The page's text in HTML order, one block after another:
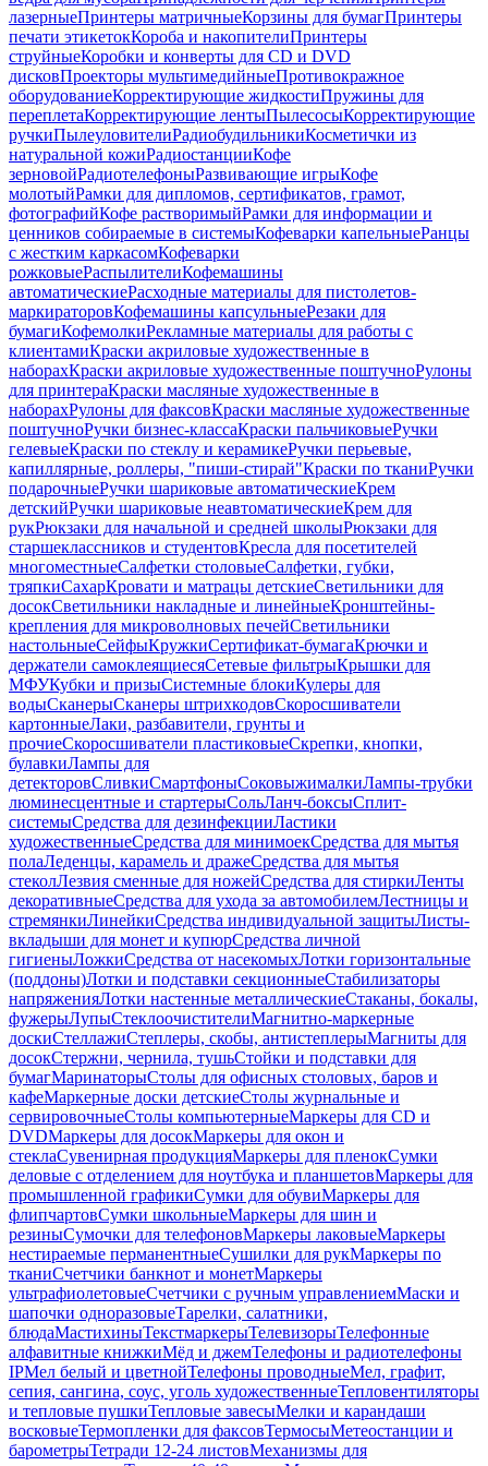
лазерныеПринтеры матричныеКорзины для бумагПринтеры
печати этикетокКороба и накопителиПринтеры
струйныеКоробки и конверты для CD и DVD
дисковПроекторы мультимедийныеПротивокражное
оборудованиеКорректирующие жидкостиПружины для
переплетаКорректирующие лентыПылесосыКорректирующие
ручкиПылеуловителиРадиобудильникиКосметички из
натуральной кожиРадиостанцииКофе
зерновойРадиотелефоныРазвивающие игрыКофе
молотыйРамки для дипломов, сертификатов, грамот,
фотографийКофе растворимыйРамки для информации и
ценников собираемые в системыКофеварки капельныеРанцы
с жестким каркасомКофеварки
рожковыеРаспылителиКофемашины
автоматическиеРасходные материалы для пистолетов-
маркираторовКофемашины капсульныеРезаки для
бумагиКофемолкиРекламные материалы для работы с
клиентамиКраски акриловые художественные в
наборахКраски акриловые художественные поштучноРулоны
для принтераКраски масляные художественные в
наборахРулоны для факсовКраски масляные художественные
поштучноРучки бизнес-классаКраски пальчиковыеРучки
гелевыеКраски по стеклу и керамикеРучки перьевые,
капиллярные, роллеры, "пиши-стирай"Краски по тканиРучки
подарочныеРучки шариковые автоматическиеКрем
детскийРучки шариковые неавтоматическиеКрем для
рукРюкзаки для начальной и средней школыРюкзаки для
старшеклассников и студентовКресла для посетителей
многоместныеСалфетки столовыеСалфетки, губки,
тряпкиСахарКровати и матрацы детскиеСветильники для
досокСветильники накладные и линейныеКронштейны-
крепления для микроволновых печейСветильники
настольныеСейфыКружкиСертификат-бумагаКрючки и
держатели самоклеящиесяСетевые фильтрыКрышки для
МФУКубки и призыСистемные блокиКулеры для
водыСканерыСканеры штрихкодовСкоросшиватели
картонныеЛаки, разбавители, грунты и
прочиеСкоросшиватели пластиковыеСкрепки, кнопки,
булавкиЛампы для
детекторовСливкиСмартфоныСоковыжималкиЛампы-трубки
люминесцентные и стартерыСольЛанч-боксыСплит-
системыСредства для дезинфекцииЛастики
художественныеСредства для минимоекСредства для мытья
полаЛеденцы, карамель и дражеСредства для мытья
стеколЛезвия сменные для ножейСредства для стиркиЛенты
декоративныеСредства для ухода за автомобилемЛестницы и
стремянкиЛинейкиСредства индивидуальной защитыЛисты-
вкладыши для монет и купюрСредства личной
гигиеныЛожкиСредства от насекомыхЛотки горизонтальные
(поддоны)Лотки и подставки секционныеСтабилизаторы
напряженияЛотки настенные металлическиеСтаканы, бокалы,
фужерыЛупыСтеклоочистителиМагнитно-маркерные
доскиСтеллажиСтеплеры, скобы, антистеплерыМагниты для
досокСтержни, чернила, тушьСтойки и подставки для
бумагМаринаторыСтолы для офисных столовых, баров и
кафеМаркерные доски детскиеСтолы журнальные и
сервировочныеСтолы компьютерныеМаркеры для CD и
DVDМаркеры для досокМаркеры для окон и
стеклаСувенирная продукцияМаркеры для пленокСумки
деловые с отделением для ноутбука и планшетовМаркеры для
промышленной графикиСумки для обувиМаркеры для
флипчартовСумки школьныеМаркеры для шин и
резиныСумочки для телефоновМаркеры лаковыеМаркеры
нестираемые перманентныеСушилки для рукМаркеры по
тканиСчетчики банкнот и монетМаркеры
ультрафиолетовыеСчетчики с ручным управлениемМаски и
шапочки одноразовыеТарелки, салатники,
блюдаМастихиныТекстмаркерыТелевизорыТелефонные
алфавитные книжкиМёд и джемТелефоны и радиотелефоны
IPМел белый и цветнойТелефоны проводныеМел, графит,
сепия, сангина, соус, уголь художественныеТепловентиляторы
и тепловые пушкиТепловые завесыМелки и карандаши
восковыеТермопленки для факсовТермосыМетеостанции и
барометрыТетради 12-24 листовМеханизмы для